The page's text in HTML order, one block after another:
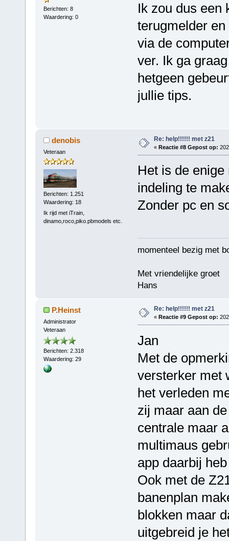
Berichten: 8
Waardering: 0
Ik zou dus een
terugmelder
via de
ver. Ik ga
hetgeen
jullie tips.
denobis
Veteraan
Berichten: 1.251
Waardering: 18
Ik rijd met iTrain,
dinamo,roco,piko.pbmodels etc.
Re: help!!!!!! met z21
« Reactie #8 Gepost op:
Het is de
indeling te
Zonder pc en
momenteel bezig met
Met vriendelijke groet
Hans
P.Heinst
Administrator
Veteraan
Berichten: 2.318
Waardering: 29
Re: help!!!!!! met z21
« Reactie #9 Gepost op:
Jan
Met de
versterker met
het verleden
zij maar aan
centrale maar
multimaus
app daarbij
Ook met de
banenplan
blokken maar
uitgebreid je